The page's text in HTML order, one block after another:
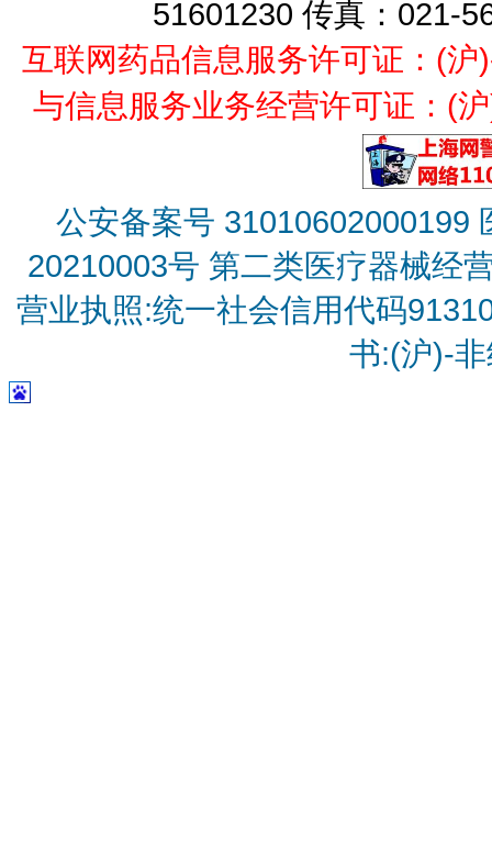
51601230 传真：021-
互联网药品信息服务许可证：(
与信息服务业务经营许可证：(
公安备案号 31010602000199
20210003号 第二类医疗器械经
营业执照:统一社会信用代码
书:(沪)-